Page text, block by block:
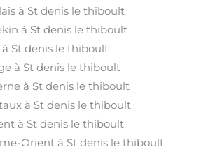
à St denis le thiboult
à St denis le thiboult
St denis le thiboult
à St denis le thiboult
à St denis le thiboult
à St denis le thiboult
à St denis le thiboult
Orient à St denis le thiboult